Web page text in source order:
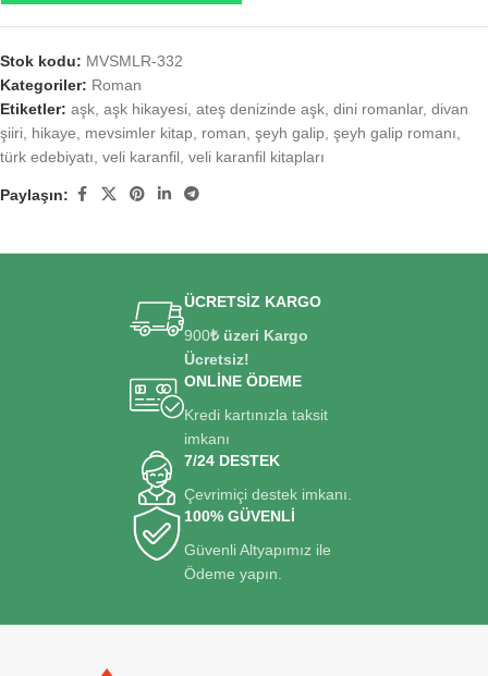
Stok kodu: MVSMLR-332
Kategoriler: Roman
Etiketler: aşk aşk hikayesi ateş denizinde aşk dini romanlar, divan
şiiri hikaye mevsimler kitap roman şeyh galip şeyh galip romanı
türk edebiyatı veli karanfil veli karanfil kitapları
Paylaşın:
ÜCRETSİZ KARGO
900₺ üzeri Kargo
Ücretsiz!
ONLİNE ÖDEME
Kredi kartınızla taksit
imkanı
7/24 DESTEK
Çevrimiçi destek imkanı.
100% GÜVENLİ
Güvenli Altyapımız ile
Ödeme yapın.